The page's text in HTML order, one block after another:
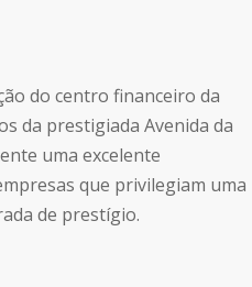
do centro financeiro da
da prestigiada Avenida da
uma excelente
que privilegiam uma
de prestígio.